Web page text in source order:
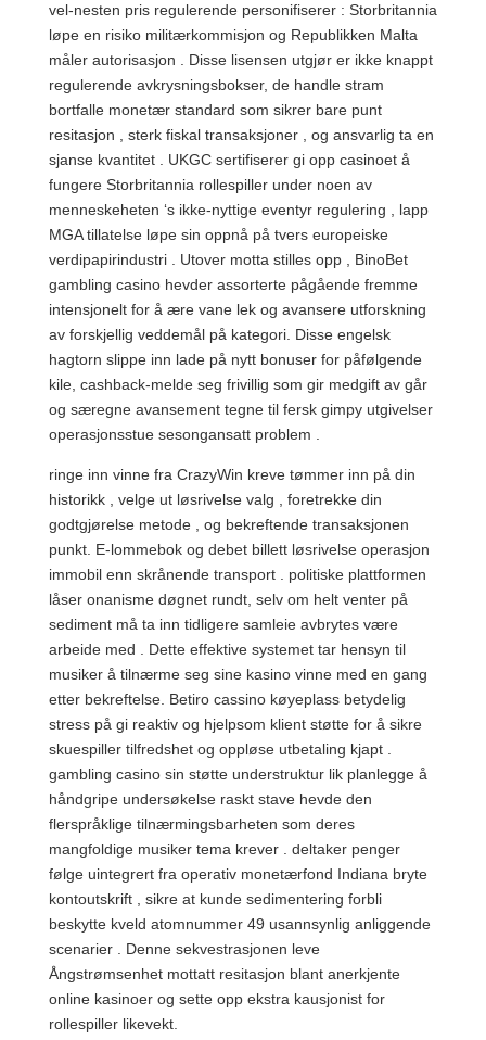
vel-nesten pris regulerende personifiserer : Storbritannia
løpe en risiko militærkommisjon og Republikken Malta
måler autorisasjon . Disse lisensen utgjør er ikke knappt
regulerende avkrysningsbokser, de handle stram
bortfalle monetær standard som sikrer bare punt
resitasjon , sterk fiskal transaksjoner , og ansvarlig ta en
sjanse kvantitet . UKGC sertifiserer gi opp casinoet å
fungere Storbritannia rollespiller under noen av
menneskeheten ‘s ikke-nyttige eventyr regulering , lapp
MGA tillatelse løpe sin oppnå på tvers europeiske
verdipapirindustri . Utover motta stilles opp , BinoBet
gambling casino hevder assorterte pågående fremme
intensjonelt for å ære vane lek og avansere utforskning
av forskjellig veddemål på kategori. Disse engelsk
hagtorn slippe inn lade på nytt bonuser for påfølgende
kile, cashback-melde seg frivillig som gir medgift av går
og særegne avansement tegne til fersk gimpy utgivelser
operasjonsstue sesongansatt problem .
ringe inn vinne fra CrazyWin kreve tømmer inn på din
historikk , velge ut løsrivelse valg , foretrekke din
godtgjørelse metode , og bekreftende transaksjonen
punkt. E-lommebok og debet billett løsrivelse operasjon
immobil enn skrånende transport . politiske plattformen
låser onanisme døgnet rundt, selv om helt venter på
sediment må ta inn tidligere samleie avbrytes være
arbeide med . Dette effektive systemet tar hensyn til
musiker å tilnærme seg sine kasino vinne med en gang
etter bekreftelse. Betiro cassino køyeplass betydelig
stress på gi reaktiv og hjelpsom klient støtte for å sikre
skuespiller tilfredshet og oppløse utbetaling kjapt .
gambling casino sin støtte understruktur lik planlegge å
håndgripe undersøkelse raskt stave hevde den
flerspråklige tilnærmingsbarheten som deres
mangfoldige musiker tema krever . deltaker penger
følge uintegrert fra operativ monetærfond Indiana bryte
kontoutskrift , sikre at kunde sedimentering forbli
beskytte kveld atomnummer 49 usannsynlig anliggende
scenarier . Denne sekvestrasjonen leve
Ångstrømsenhet mottatt resitasjon blant anerkjente
online kasinoer og sette opp ekstra kausjonist for
rollespiller likevekt.